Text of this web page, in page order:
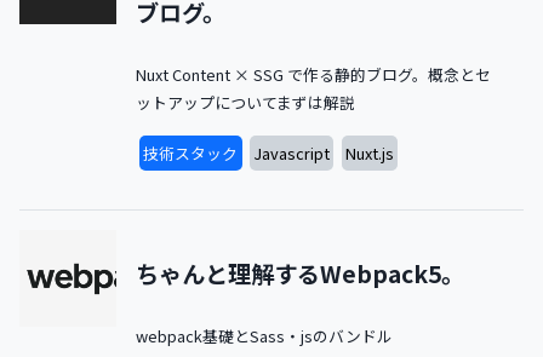
ブログ。
Nuxt Content × SSG で作る静的ブログ。概念とセ
ットアップについてまずは解説
技術スタック Javascript Nuxt.js
ちゃんと理解するWebpack5。
webpack基礎とSass・jsのバンドル